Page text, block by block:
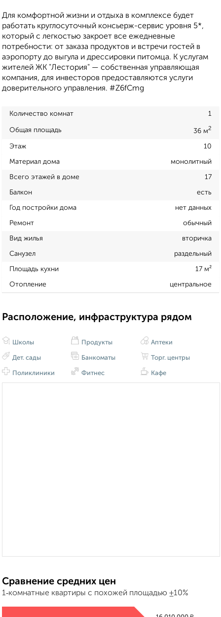
Для комфортной жизни и отдыха в комплексе будет
работать круглосуточный консьерж-сервис уровня 5*,
который с легкостью закроет все ежедневные
потребности: от заказа продуктов и встречи гостей в
аэропорту до выгула и дрессировки питомца. К услугам
жителей ЖК "Лестория" — собственная управляющая
компания, для инвесторов предоставляются услуги
доверительного управления. #Z6fCmg
Количество комнат 1
Общая площадь 36 м2
Этаж 10
Материал дома монолитный
Всего этажей в доме 17
Балкон есть
Год постройки дома нет данных
Ремонт обычный
Вид жилья вторичка
Санузел раздельный
Площадь кухни 17 м²
Отопление центральное
Расположение, инфраструктура рядом
Школы
Дет. сады
Поликлиники
Продукты
Банкоматы
Фитнес
Аптеки
Торг. центры
Кафе
Сравнение средних цен
1‑комнатные квартиры с похожей площадью ±10%